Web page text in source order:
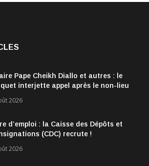
Pape Cheikh Diallo et autres : le
interjette appel après le non-lieu
2026
d’emploi : la Caisse des Dépôts et
(CDC) recrute !
2026